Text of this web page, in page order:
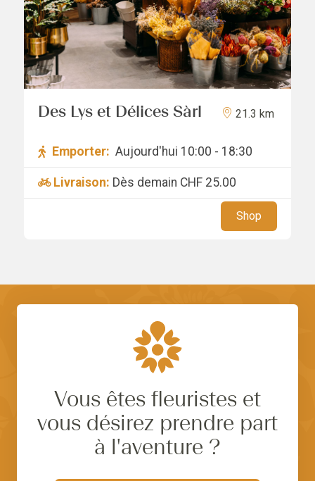
Des Lys et Délices Sàrl 21.3 km
Emporter: Aujourd'hui 10:00 - 18:30
Livraison: Dès demain CHF 25.00
Shop
Vous êtes fleuristes et
vous désirez prendre part
à l'aventure ?